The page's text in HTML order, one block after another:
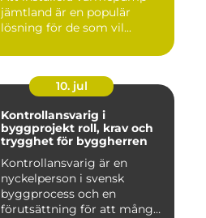
jämtland är en populär
lösning för de som vil...
10. jul
Kontrollansvarig i
byggprojekt roll, krav och
trygghet för byggherren
Kontrollansvarig är en
nyckelperson i svensk
byggprocess och en
förutsättning för att många